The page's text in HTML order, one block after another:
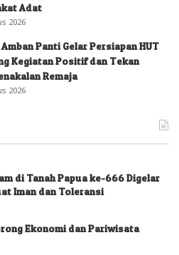
Adat
2026
Panti Gelar Persiapan HUT
Kegiatan Positif dan Tekan
Remaja
2026
di Tanah Papua ke-666 Digelar
Iman dan Toleransi
Ekonomi dan Pariwisata